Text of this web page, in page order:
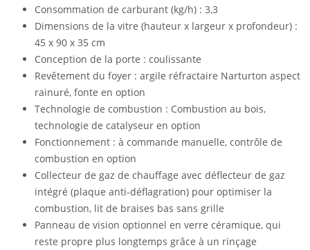
Consommation de carburant (kg/h) : 3,3
Dimensions de la vitre (hauteur x largeur x profondeur) :
45 x 90 x 35 cm
Conception de la porte : coulissante
Revêtement du foyer : argile réfractaire Narturton aspect
rainuré, fonte en option
Technologie de combustion : Combustion au bois,
technologie de catalyseur en option
Fonctionnement : à commande manuelle, contrôle de
combustion en option
Collecteur de gaz de chauffage avec déflecteur de gaz
intégré (plaque anti-déflagration) pour optimiser la
combustion, lit de braises bas sans grille
Panneau de vision optionnel en verre céramique, qui
reste propre plus longtemps grâce à un rinçage